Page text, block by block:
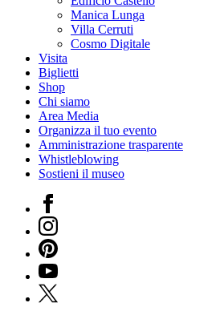
Manica Lunga
Villa Cerruti
Cosmo Digitale
Visita
Biglietti
Shop
Chi siamo
Area Media
Organizza il tuo evento
Amministrazione trasparente
Whistleblowing
Sostieni il museo
Facebook
Instagram
Pinterest
YouTube
X